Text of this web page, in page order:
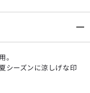
。
シーズンに涼しげな印